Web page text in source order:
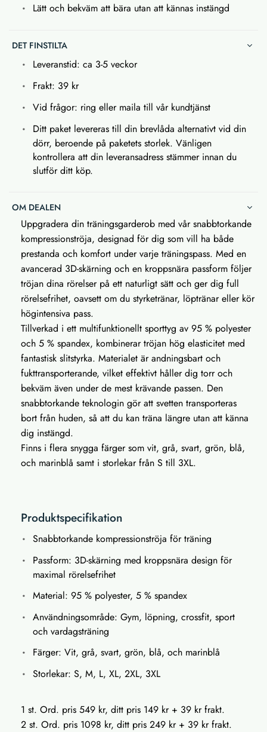
Lätt och bekväm att bära utan att kännas instängd
DET FINSTILTA
Leveranstid: ca 3-5 veckor
Frakt: 39 kr
Vid frågor: ring eller maila till vår kundtjänst
Ditt paket levereras till din brevlåda alternativt vid din
dörr, beroende på paketets storlek. Vänligen
kontrollera att din leveransadress stämmer innan du
slutför ditt köp.
OM DEALEN
Uppgradera din träningsgarderob med vår snabbtorkande
kompressionströja, designad för dig som vill ha både
prestanda och komfort under varje träningspass. Med en
avancerad 3D-skärning och en kroppsnära passform följer
tröjan dina rörelser på ett naturligt sätt och ger dig full
rörelsefrihet, oavsett om du styrketränar, löptränar eller kör
högintensiva pass.
Tillverkad i ett multifunktionellt sporttyg av 95 % polyester
och 5 % spandex, kombinerar tröjan hög elasticitet med
fantastisk slitstyrka. Materialet är andningsbart och
fukttransporterande, vilket effektivt håller dig torr och
bekväm även under de mest krävande passen. Den
snabbtorkande teknologin gör att svetten transporteras
bort från huden, så att du kan träna längre utan att känna
dig instängd.
Finns i flera snygga färger som vit, grå, svart, grön, blå,
och marinblå samt i storlekar från S till 3XL.
Produktspecifikation
Snabbtorkande kompressionströja för träning
Passform: 3D-skärning med kroppsnära design för
maximal rörelsefrihet
Material: 95 % polyester, 5 % spandex
Användningsområde: Gym, löpning, crossfit, sport
och vardagsträning
Färger: Vit, grå, svart, grön, blå, och marinblå
Storlekar: S, M, L, XL, 2XL, 3XL
1 st. Ord. pris 549 kr, ditt pris 149 kr + 39 kr frakt.
2 st. Ord. pris 1098 kr, ditt pris 249 kr + 39 kr frakt.